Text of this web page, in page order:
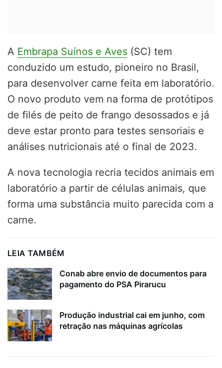
A Embrapa Suínos e Aves (SC) tem
conduzido um estudo, pioneiro no Brasil,
para desenvolver carne feita em laboratório.
O novo produto vem na forma de protótipos
de filés de peito de frango desossados e já
deve estar pronto para testes sensoriais e
análises nutricionais até o final de 2023.
A nova tecnologia recria tecidos animais em
laboratório a partir de células animais, que
forma uma substância muito parecida com a
carne.
LEIA TAMBÉM
Conab abre envio de documentos para
pagamento do PSA Pirarucu
Produção industrial cai em junho, com
retração nas máquinas agrícolas